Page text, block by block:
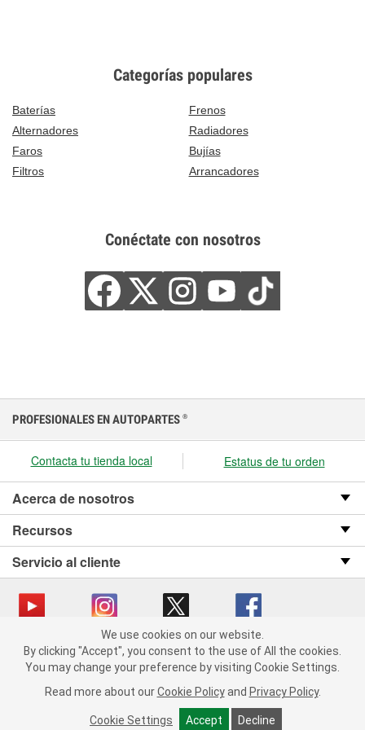
Categorías populares
Baterías
Frenos
Alternadores
Radiadores
Faros
Bujías
Filtros
Arrancadores
Conéctate con nosotros
We use cookies on our website. By clicking "Accept", you consent
to the use of All the cookies.
You may change your preference by visiting Cookie Settings.
Read more about our Cookie Policy and Privacy Policy.
Cookie Settings Accept Decline
PROFESIONALES EN AUTOPARTES ®
Contacta tu tienda local Estatus de tu orden
Acerca de nosotros
Recursos
Servicio al cliente
Copyright © 2008-2026 O’Reilly Auto Parts v OST_3.2.0.0.729 (3) cv1361
catalog_main
Política de privacidad
Ley de transparencia en las cadenas de suministro
We use cookies on our website.
By clicking "Accept", you consent to the use of All the cookies.
You may change your preference by visiting Cookie Settings.
Read more about our Cookie Policy and Privacy Policy.
Cookie Settings Accept Decline